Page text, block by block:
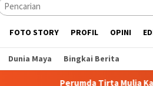
FOTO STORY PROFIL OPINI
Dunia Maya Bingkai Berita
Perumda Tirta Mulia Karimun Perbaiki